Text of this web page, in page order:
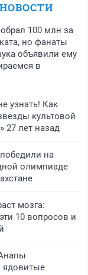
100 млн за
но фанаты
объявили ему
в
узнать! Как
культовой
27 лет назад
на
олимпиаде
мозга:
10 вопросов и
ядовитые